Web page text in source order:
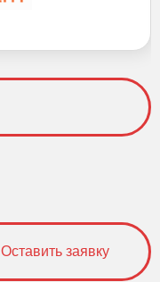
Оставить заявку